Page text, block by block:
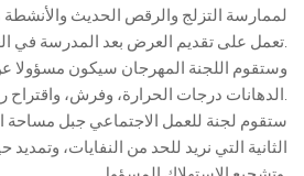
لممارسة التزلج والرقص الحديث
تعمل على تقديم العرض بعد المدرسة في العام المقبل.
وستقوم اللجنة المهرجان سيكون مسؤولا
الدهانات درجات الحرارة، وفرش، واقتراح رائع للاستمتاع معا.
ستقوم لجنة للعمل الاجتماعي جبل مساحة
الثانية التي نريد للحد من النفايات،